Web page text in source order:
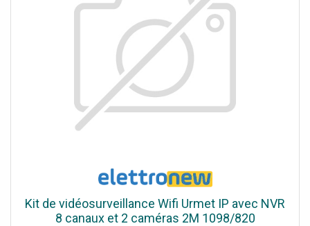
Kit de vidéosurveillance Wifi Urmet IP avec NVR
8 canaux et 2 caméras 2M 1098/820